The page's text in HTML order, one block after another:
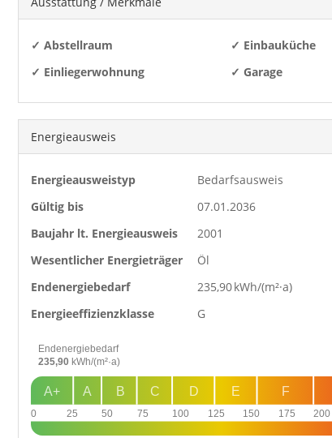
✓ Abstellraum
✓ Einbauküche
✓ Einliegerwohnung
✓ Garage
Energieausweis
Energieausweistyp
Bedarfs­ausweis
Gültig bis
07.01.2036
Baujahr lt. Energieausweis
2001
Wesentlicher Energieträger
Öl
Endenergie­bedarf
235,90 kWh/(m²·a)
Energie­effizienz­klasse
G
0 25 50 75 100 125 150 175 200
F
E
D
C
B
A
A+
Endenergiebedarf
235,90kWh/(m²·a)